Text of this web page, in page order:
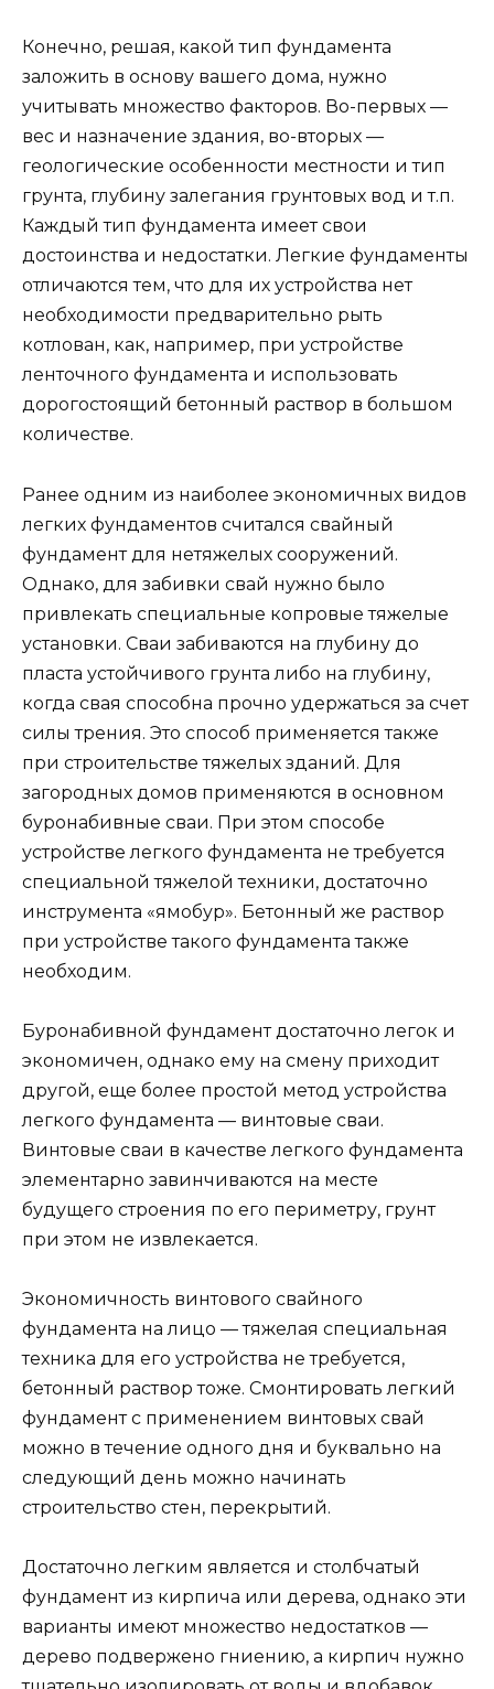
Конечно, решая, какой тип фундамента
заложить в основу вашего дома, нужно
учитывать множество факторов. Во-первых —
вес и назначение здания, во-вторых —
геологические особенности местности и тип
грунта, глубину залегания грунтовых вод и т.п.
Каждый тип фундамента имеет свои
достоинства и недостатки. Легкие фундаменты
отличаются тем, что для их устройства нет
необходимости предварительно рыть
котлован, как, например, при устройстве
ленточного фундамента и использовать
дорогостоящий бетонный раствор в большом
количестве.
Ранее одним из наиболее экономичных видов
легких фундаментов считался свайный
фундамент для нетяжелых сооружений.
Однако, для забивки свай нужно было
привлекать специальные копровые тяжелые
установки. Сваи забиваются на глубину до
пласта устойчивого грунта либо на глубину,
когда свая способна прочно удержаться за счет
силы трения. Это способ применяется также
при строительстве тяжелых зданий. Для
загородных домов применяются в основном
буронабивные сваи. При этом способе
устройстве легкого фундамента не требуется
специальной тяжелой техники, достаточно
инструмента «ямобур». Бетонный же раствор
при устройстве такого фундамента также
необходим.
Буронабивной фундамент достаточно легок и
экономичен, однако ему на смену приходит
другой, еще более простой метод устройства
легкого фундамента — винтовые сваи.
Винтовые сваи в качестве легкого фундамента
элементарно завинчиваются на месте
будущего строения по его периметру, грунт
при этом не извлекается.
Экономичность винтового свайного
фундамента на лицо — тяжелая специальная
техника для его устройства не требуется,
бетонный раствор тоже. Смонтировать легкий
фундамент с применением винтовых свай
можно в течение одного дня и буквально на
следующий день можно начинать
строительство стен, перекрытий.
Достаточно легким является и столбчатый
фундамент из кирпича или дерева, однако эти
варианты имеют множество недостатков —
дерево подвержено гниению, а кирпич нужно